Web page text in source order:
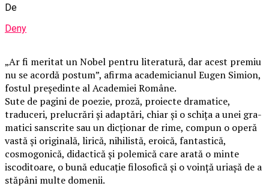
De
Deny
„Ar fi meritat un Nobel pentru literatură, dar acest premiu
nu se acordă postum”, afirma academicianul Eugen Simion,
fostul preşedinte al Academiei Române.
Sute de pagini de poezie, proză, proiecte dramatice,
traduceri, prelucrări şi adaptări, chiar şi o schiţa a unei gra­
matici sanscrite sau un dicţionar de rime, compun o operă
vastă şi originală, lirică, nihilistă, eroică, fantastică,
cosmogonică, didactică şi polemică care arată o minte
iscoditoare, o bună educaţie filosofică şi o voinţă uriaşă de a
stăpâni multe domenii.